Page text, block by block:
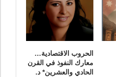
الحروب الاقتصادية…
معارك النفوذ في القرن
الحادي والعشرين* د.